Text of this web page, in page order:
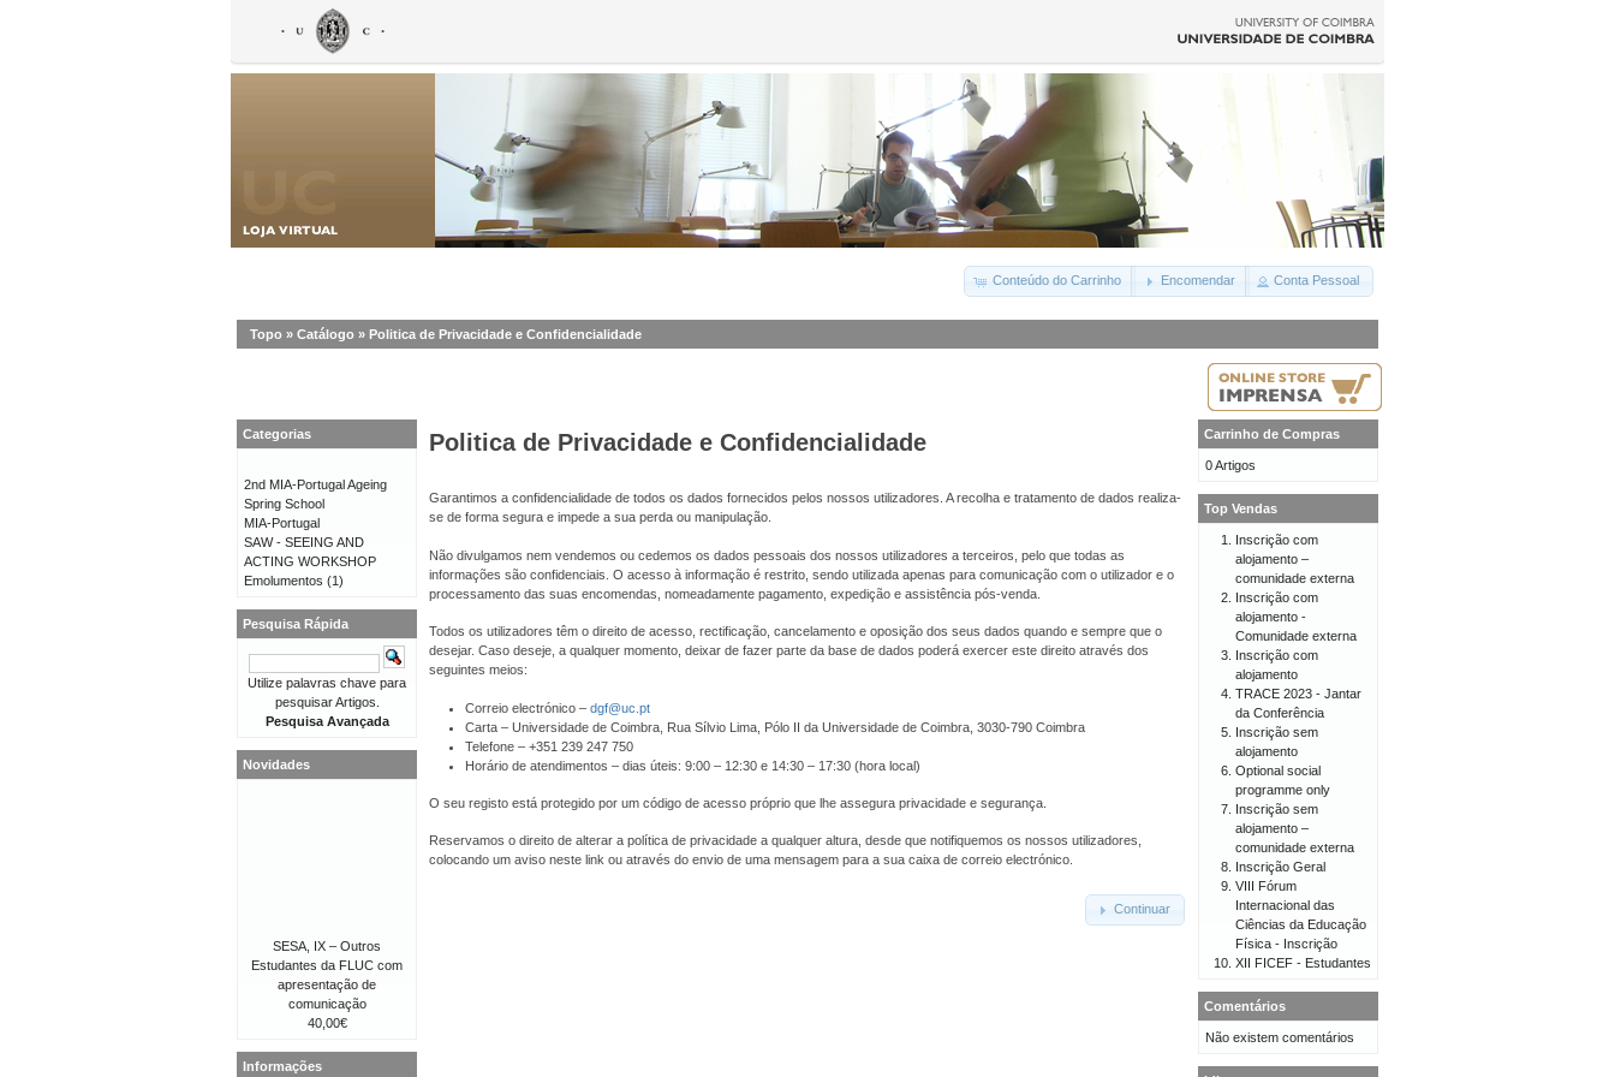
Conteúdo do Carrinho Encomendar Conta Pessoal
Topo » Catálogo » Politica de Privacidade e Confidencialidade
Politica de Privacidade e Confidencialidade
Garantimos a confidencialidade de todos os dados fornecidos pelos nossos utilizadores. A recolha e tratamento de dados realiza-
se de forma segura e impede a sua perda ou manipulação.
Não divulgamos nem vendemos ou cedemos os dados pessoais dos nossos utilizadores a terceiros, pelo que todas as
informações são confidenciais. O acesso à informação é restrito, sendo utilizada apenas para comunicação com o utilizador e o
processamento das suas encomendas, nomeadamente pagamento, expedição e assistência pós-venda.
Todos os utilizadores têm o direito de acesso, rectificação, cancelamento e oposição dos seus dados quando e sempre que o
desejar. Caso deseje, a qualquer momento, deixar de fazer parte da base de dados poderá exercer este direito através dos
seguintes meios:
Correio electrónico – dgf@uc.pt
Carta – Universidade de Coimbra, Rua Sílvio Lima, Pólo II da Universidade de Coimbra, 3030-790 Coimbra
Telefone – +351 239 247 750
Horário de atendimentos – dias úteis: 9:00 – 12:30 e 14:30 – 17:30 (hora local)
O seu registo está protegido por um código de acesso próprio que lhe assegura privacidade e segurança.
Reservamos o direito de alterar a política de privacidade a qualquer altura, desde que notifiquemos os nossos utilizadores,
colocando um aviso neste link ou através do envio de uma mensagem para a sua caixa de correio electrónico.
Continuar
Categorias
2nd MIA-Portugal Ageing
Spring School
MIA-Portugal
SAW - SEEING AND
ACTING WORKSHOP
Emolumentos (1)
Pesquisa Rápida
Utilize palavras chave para
pesquisar Artigos.
Pesquisa Avançada
Novidades
SESA, IX – Outros
Estudantes da FLUC com
apresentação de
comunicação
40,00€
Informações
Carrinho de Compras
0 Artigos
Top Vendas
Inscrição com
alojamento –
comunidade externa
Inscrição com
alojamento -
Comunidade externa
Inscrição com
alojamento
TRACE 2023 - Jantar
da Conferência
Inscrição sem
alojamento
Optional social
programme only
Inscrição sem
alojamento –
comunidade externa
Inscrição Geral
VIII Fórum
Internacional das
Ciências da Educação
Física - Inscrição
XII FICEF - Estudantes
Comentários
Não existem comentários